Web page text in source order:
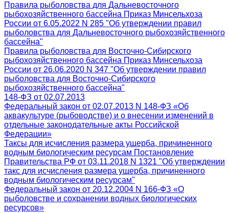
Правила рыболовства для Дальневосточного
рыбохозяйственного бассейна Приказ Минсельхоза
России от 6.05.2022 N 285 "Об утверждении правил
рыболовства для Дальневосточного рыбохозяйственного
бассейна"
Правила рыболовства для Восточно-Сибирского
рыбохозяйственного бассейна Приказ Минсельхоза
России от 26.06.2020 N 347 "Об утверждении правил
рыболовства для Восточно-Сибирского
рыбохозяйственного бассейна"
148-ФЗ от 02.07.2013
Федеральный закон от 02.07.2013 N 148-ФЗ «Об
аквакультуре (рыбоводстве) и о внесении изменений в
отдельные законодательные акты Российской
Федерации»
Таксы для исчисления размера ущерба, причиненного
водным биологическим ресурсам Постановление
Правительства РФ от 03.11.2018 N 1321 "Об утверждении
такс для исчисления размера ущерба, причиненного
водным биологическим ресурсам"
Федеральный закон от 20.12.2004 N 166-ФЗ «О
рыболовстве и сохранении водных биологических
ресурсов»